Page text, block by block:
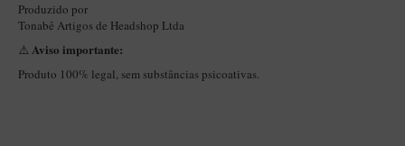
Premium
Sextavado
Zuccardi
Produzido por
Tonabê Artigos de Headshop Ltda
⚠️Aviso importante:
Produto 100% legal, sem substâncias psicoativas.